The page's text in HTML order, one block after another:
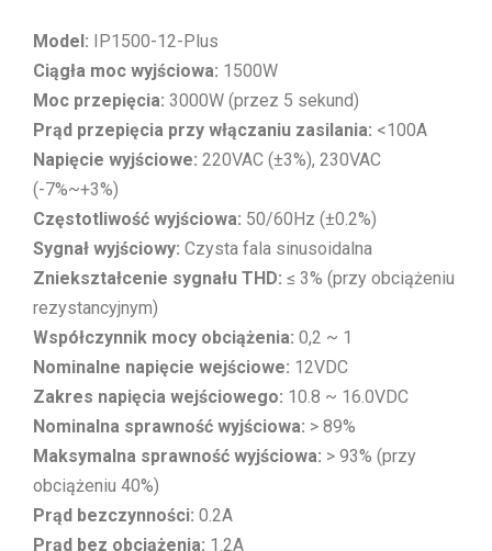
Model: IP1500-12-Plus
Ciągła moc wyjściowa: 1500W
Moc przepięcia: 3000W (przez 5 sekund)
Prąd przepięcia przy włączaniu zasilania: <100A
Napięcie wyjściowe: 220VAC (±3%), 230VAC
(-7%~+3%)
Częstotliwość wyjściowa: 50/60Hz (±0.2%)
Sygnał wyjściowy: Czysta fala sinusoidalna
Zniekształcenie sygnału THD: ≤ 3% (przy obciążeniu
rezystancyjnym)
Współczynnik mocy obciążenia: 0,2 ~ 1
Nominalne napięcie wejściowe: 12VDC
Zakres napięcia wejściowego: 10.8 ~ 16.0VDC
Nominalna sprawność wyjściowa: > 89%
Maksymalna sprawność wyjściowa: > 93% (przy
obciążeniu 40%)
Prąd bezczynności: 0.2A
Prąd bez obciążenia: 1.2A